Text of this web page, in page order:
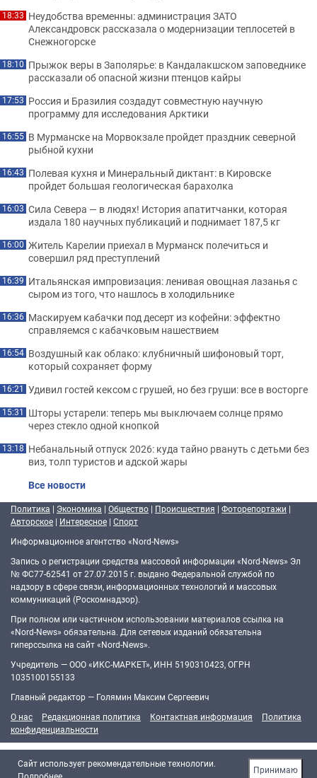
18:33 Неудобства временны: администрация ЗАТО
Александровск рассказала о модернизации теплосетей в
Снежногорске
18:10 Прыжок веры в Заполярье: в Кандалакшском заповеднике
рассказали об опасной жизни птенцов кайры
17:53 Россия и Бразилия создадут совместную научную
программу для исследования Арктики
16:55 В Мурманске на Морвокзале пройдет праздник северной
рыбной кухни
16:43 Полевая кухня и Минеральный диктант: в Кировске
пройдет большая геологическая барахолка
16:03 Сила Севера — в людях! История апатитчанки, которая
издала 180 научных публикаций и поднимает 187,5 кг
16:00 Житель Карелии приехал в Мурманск полечиться и
совершил ряд преступлений
16:39 Итальянская импровизация: ленивая овощная лазанья с
сыром из того, что нашлось в холодильнике
16:36 Маскируем кабачки под десерт из кофейни: эффектно
справляемся с кабачковым нашествием
16:54 Воздушный как облако: клубничный шифоновый торт,
который сохраняет форму
16:21 Удивил гостей кексом с грушей, но без груши: все в восторге
15:31 Шторы устарели: теперь мы выключаем солнце прямо
через стекло одной кнопкой
13:18 Небанальный отпуск 2026: куда тайно рвануть с детьми без
виз, толп туристов и адской жары
Все новости
Политика | Экономика | Общество | Происшествия | Фоторепортажи |
Авторское | Интересное | Спорт
Информационное агентство «Nord-News»
Запись о регистрации средства массовой информации «Nord-News» Эл
№ ФС77-62541 от 27.07.2015 г. выдано Федеральной службой по
надзору в сфере связи, информационных технологий и массовых
коммуникаций (Роскомнадзор).
При полном или частичном использовании материалов ссылка на
«Nord-News» обязательна. Для сетевых изданий обязательна
гиперссылка на сайт «Nord-News».
Учредитель — ООО «ИКС-МАРКЕТ», ИНН 5190310423, ОГРН
1035100155133
Главный редактор — Голямин Максим Сергеевич
О нас
Редакционная политика Контактная информация
Политика
конфиденциальности
Cайт использует рекомендательные технологии.
Принимаю